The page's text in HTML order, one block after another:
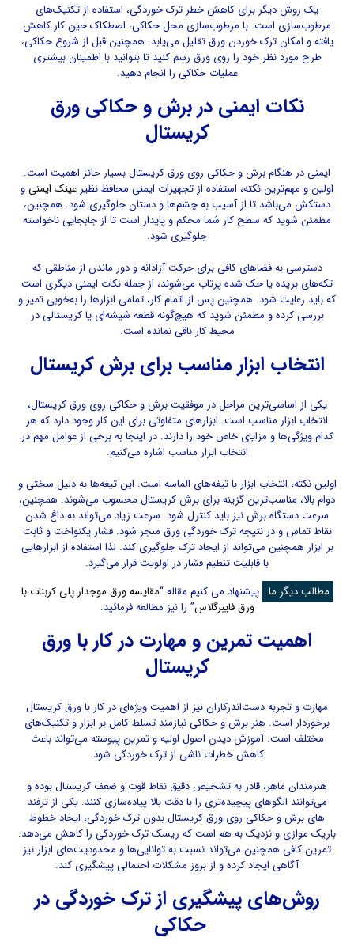
یک روش دیگر برای کاهش خطر ترک خوردگی، استفاده از تکنیک‌های
مرطوب‌سازی است. با مرطوب‌سازی محل حکاکی، اصطکاک حین کار کاهش
یافته و امکان ترک خوردن ورق تقلیل می‌یابد. همچنین قبل از شروع حکاکی،
طرح مورد نظر خود را روی ورق رسم کنید تا بتوانید با اطمینان بیشتری
عملیات حکاکی را انجام دهید.
نکات ایمنی در برش و حکاکی ورق
کریستال
ایمنی در هنگام برش و حکاکی روی ورق کریستال بسیار حائز اهمیت است.
اولین و مهم‌ترین نکته، استفاده از تجهیزات ایمنی محافظ نظیر عینک ایمنیو
دستکش می‌باشد تا از آسیب به چشم‌ها و دستان جلوگیری شود. همچنین،
مطمئن شوید که سطح کار شما محکم و پایدار است تا از جابجایی ناخواسته
جلوگیری شود.
دسترسی به فضاهای کافی برای حرکت آزادانه و دور ماندن از مناطقی که
تکه‌های بریده یا حک شده پرتاب می‌شوند، از جمله نکات ایمنی دیگری است
که باید رعایت شود. همچنین پس از اتمام کار، تمامی ابزارها را به‌خوبی تمیز و
بررسی کرده و مطمئن شوید که هیچ‌گونه قطعه شیشه‌ای یا کریستالی در
محیط کار باقی نمانده است.
انتخاب ابزار مناسب برای برش کریستال
یکی از اساسی‌ترین مراحل در موفقیت برش و حکاکی روی ورق کریستال،
انتخاب ابزار مناسب است. ابزارهای متفاوتی برای این کار وجود دارد که هر
کدام ویژگی‌ها و مزایای خاص خود را دارند. در اینجا به برخی از عوامل مهم در
انتخاب ابزار مناسب اشاره می‌کنیم.
اولین نکته، انتخاب ابزار با تیغه‌های الماسه است. این تیغه‌ها به دلیل سختی و
دوام بالا، مناسب‌ترین گزینه برای برش کریستال محسوب می‌شوند. همچنین،
سرعت دستگاه برش نیز باید کنترل شود. سرعت زیاد می‌تواند به داغ شدن
نقاط تماس و در نتیجه ترک خوردگی ورق منجر شود. فشار یکنواخت و ثابت
بر ابزار همچنین می‌تواند از ایجاد ترک جلوگیری کند. لذا استفاده از ابزارهایی
با قابلیت تنظیم فشار در اولویت قرار می‌گیرد.
مطالب دیگر ما: پیشنهاد می کنیم مقاله “مقایسه ورق موجدار پلی کربنات با
ورق فایبرگلاس” را نیز مطالعه فرمائید.
اهمیت تمرین و مهارت در کار با ورق
کریستال
مهارت و تجربه دست‌اندرکاران نیز از اهمیت ویژه‌ای در کار با ورق کریستال
برخوردار است. هنر برش و حکاکی نیازمند تسلط کامل بر ابزار و تکنیک‌های
مختلف است. آموزش دیدن اصول اولیه و تمرین پیوسته می‌تواند باعث
کاهش خطرات ناشی از ترک خوردگی شود.
هنرمندان ماهر، قادر به تشخیص دقیق نقاط قوت و ضعف کریستال بوده و
می‌توانند الگوهای پیچیده‌تری را با دقت بالا پیاده‌سازی کنند. یکی از ترفند
های برش و حکاکی روی ورق کریستال بدون ترک خوردگی، ایجاد خطوط
باریک موازی و نزدیک به هم است که ریسک ترک خوردگی را کاهش می‌دهد.
تمرین کافی همچنین می‌تواند نسبت به توانایی‌ها و محدودیت‌های ابزار نیز
آگاهی ایجاد کرده و از بروز مشکلات احتمالی پیشگیری کند.
روش‌های پیشگیری از ترک خوردگی در
حکاکی